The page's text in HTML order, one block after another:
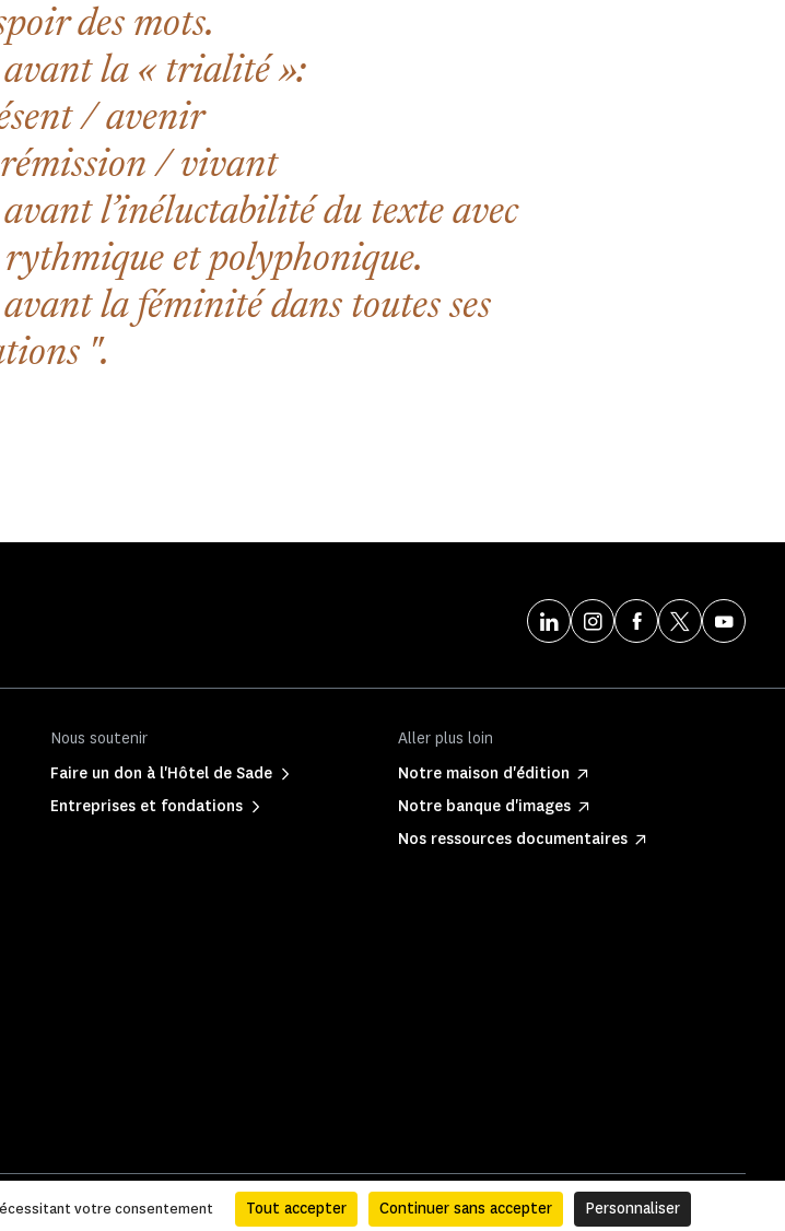
des mots.
la « trialité »:
/ avenir
/ vivant
l’inéluctabilité du texte avec
et polyphonique.
la féminité dans toutes ses
.
Nous soutenir
Faire un don à l'Hôtel de Sade
Entreprises et fondations
Aller plus loin
Notre maison d'édition
Notre banque d'images
Nos ressources documentaires
Plan du sitevotre consentement Tout accepter Continuer sans accepter Personnaliser